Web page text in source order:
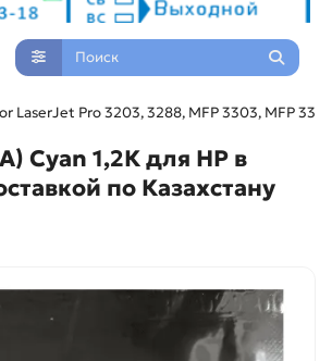
LaserJet Pro 3203, 3288, MFP 3303, MFP
Cyan 1,2К для HP в
по Казахстану